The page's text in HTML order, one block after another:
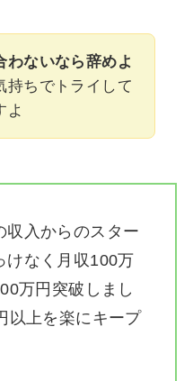
わないなら辞めよ
持ちでトライして
よ
収入からのスター
けなく月収100万
万円突破しまし
以上を楽にキープ